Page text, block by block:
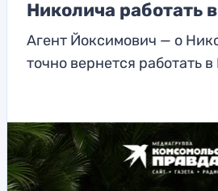
Николича работать
Агент Йоксимович — о
точно вернется работать